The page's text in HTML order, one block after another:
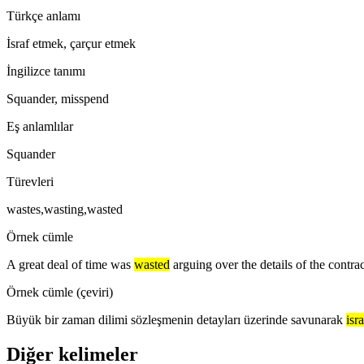
Türkçe anlamı
İsraf etmek, çarçur etmek
İngilizce tanımı
Squander, misspend
Eş anlamlılar
Squander
Türevleri
wastes,wasting,wasted
Örnek cümle
A great deal of time was wasted arguing over the details of the
Örnek cümle (çeviri)
Büyük bir zaman dilimi sözleşmenin detayları üzerinde savunarak
Diğer kelimeler